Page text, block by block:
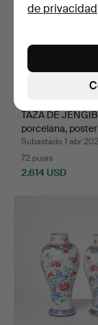
TAZA DE
porcelana,
Subastado 1 abr
72 pujas
2.614 USD
de privacidad